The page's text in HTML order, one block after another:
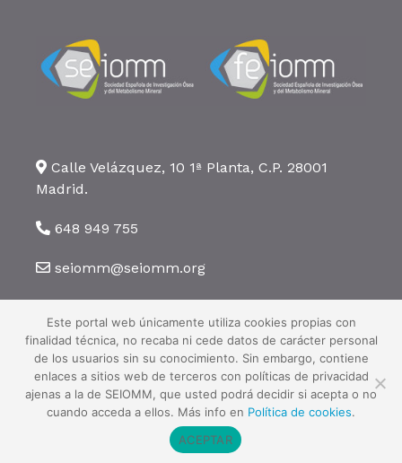
Calle Velázquez, 10 1ª Planta, C.P. 28001
Madrid.
648 949 755
seiomm@seiomm.org
©2026 SEIOMM. Todos los derechos reservados ·Aviso legal·Política
de privacidad ·Política de cookies
Este portal web únicamente utiliza cookies propias con
finalidad técnica, no recaba ni cede datos de carácter personal
de los usuarios sin su conocimiento. Sin embargo, contiene
enlaces a sitios web de terceros con políticas de privacidad
ajenas a la de SEIOMM, que usted podrá decidir si acepta o no
cuando acceda a ellos. Más info en Política de cookies.
ACEPTAR